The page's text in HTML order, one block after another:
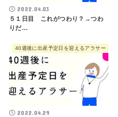
2022.04.03
５１日目 これがつわり？→つわ
りだ…
40週後に出産予定日を迎えるアラサー
2022.04.29